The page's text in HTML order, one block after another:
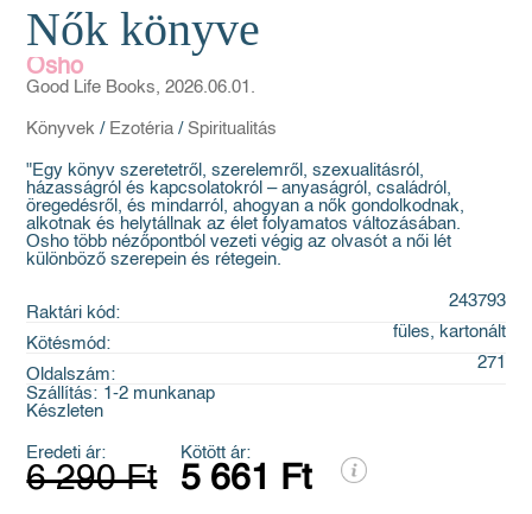
Nők könyve
Osho
Good Life Books, 2026.06.01.
Könyvek / Ezotéria / Spiritualitás
"Egy könyv szeretetről, szerelemről, szexualitásról,
házasságról és kapcsolatokról – anyaságról, családról,
öregedésről, és mindarról, ahogyan a nők gondolkodnak,
alkotnak és helytállnak az élet folyamatos változásában.
Osho több nézőpontból vezeti végig az olvasót a női lét
különböző szerepein és rétegein.
Raktári kód:
243793
Kötésmód:
füles, kartonált
Oldalszám:
271
Szállítás: 1-2 munkanap
Készleten
Eredeti ár:
6 290 Ft
Kötött ár:
5 661 Ft